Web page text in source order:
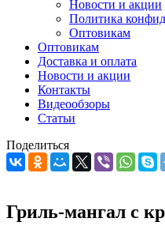
Новости и акции
Политика
Оптовикам
Оптовикам
Доставка и оплата
Новости и акции
Контакты
Видеообзоры
Статьи
Поделиться
Гриль-мангал с